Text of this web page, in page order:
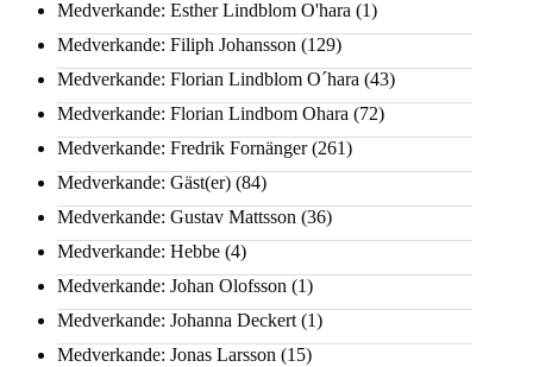
Medverkande: Esther Lindblom O'hara (1)
Medverkande: Filiph Johansson (129)
Medverkande: Florian Lindblom O´hara (43)
Medverkande: Florian Lindbom Ohara (72)
Medverkande: Fredrik Fornänger(261)
Medverkande: Gäst(er) (84)
Medverkande: Gustav Mattsson (36)
Medverkande: Hebbe (4)
Medverkande: Johan Olofsson (1)
Medverkande: Johanna Deckert (1)
Medverkande: Jonas Larsson (15)